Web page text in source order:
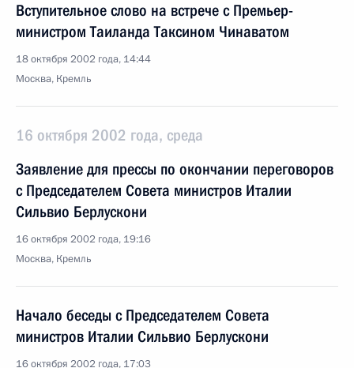
Вступительное слово на встрече с Премьер-
министром Таиланда Таксином Чинаватом
18 октября 2002 года, 14:44
Москва, Кремль
16 октября 2002 года, среда
Заявление для прессы по окончании переговоров
с Председателем Совета министров Италии
Сильвио Берлускони
16 октября 2002 года, 19:16
Москва, Кремль
Начало беседы с Председателем Совета
министров Италии Сильвио Берлускони
16 октября 2002 года, 17:03